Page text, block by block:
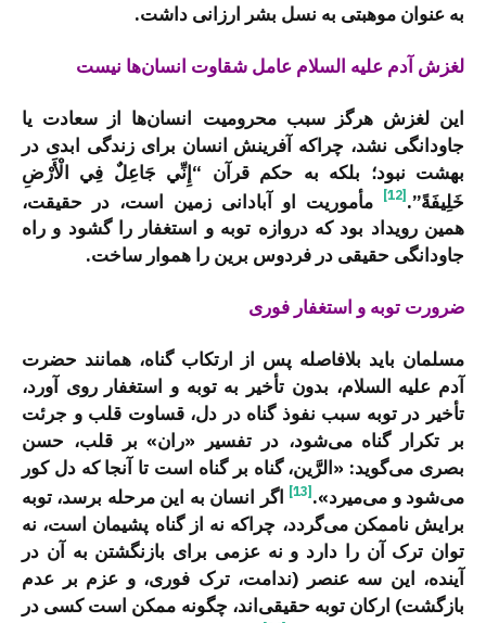
به عنوان موهبتی به نسل بشر ارزانی داشت.
لغزش آدم علیه السلام عامل شقاوت انسان‌ها نیست
این لغزش هرگز سبب محرومیت انسان‌ها از سعادت یا
جاودانگی نشد، چراکه آفرینش انسان برای زندگی ابدی در
بهشت نبود؛ بلکه به حکم قرآن “إِنِّي جَاعِلٌ فِي الْأَرْضِ
خَلِيفَةً”. [12]
مأموریت او آبادانی زمین است، در حقیقت،
همین رویداد بود که دروازه توبه و استغفار را گشود و راه
جاودانگی حقیقی در فردوس برین را هموار ساخت.
ضرورت توبه و استغفار فوری
مسلمان باید بلافاصله پس از ارتکاب گناه، همانند حضرت
آدم علیه السلام، بدون تأخیر به توبه و استغفار روی آورد،
تأخیر در توبه سبب نفوذ گناه در دل، قساوت قلب و جرئت
بر تکرار گناه می‌شود، در تفسیر «ران» بر قلب، حسن
بصری می‌گوید: «الرَّین، گناه بر گناه است تا آنجا که دل کور
می‌شود و می‌میرد». [13]
اگر انسان به این مرحله برسد، توبه
برایش ناممکن می‌گردد، چراکه نه از گناه پشیمان است، نه
توان ترک آن را دارد و نه عزمی برای بازنگشتن به آن در
آینده، این سه عنصر (ندامت، ترک فوری، و عزم بر عدم
بازگشت) ارکان توبه حقیقی‌اند، چگونه ممکن است کسی در